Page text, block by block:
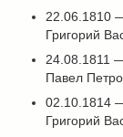
22.06.1810
Григорий
24.08.1811
Павел
02.10.1814
Григорий